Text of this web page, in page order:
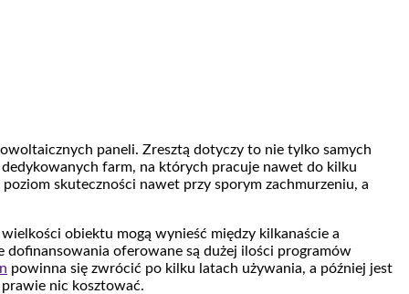
paneli. Zresztą dotyczy to nie tylko samych
farm, na których pracuje nawet do kilku
skuteczności nawet przy sporym zachmurzeniu, a
obiektu mogą wynieść między kilkanaście a
dofinansowania oferowane są dużej ilości programów
powinna się zwrócić po kilku latach używania, a później jest
prawie nic kosztować.